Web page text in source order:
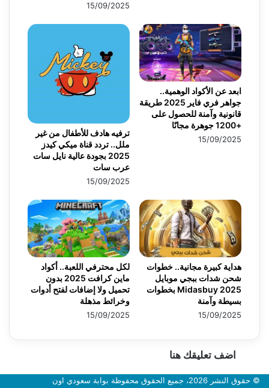
15/09/2025
ترفيه هادف للأطفال من غير
ملل.. تردد قناة ميكي كيدز
2025 بجودة عالية نايل سات
عرب سات
15/09/2025
ابعد عن الأكواد الوهمية..
جواهر فري فاير 2025 طريقة
قانونية وآمنة للحصول على
+1200 جوهرة مجانًا
15/09/2025
لكل محترفي اللعبة.. أكواد
ماين كرافت 2025 بدون
تحميل ولا إضافات لفتح أدوات
وخرائط مذهلة
15/09/2025
هداية كبيرة مجانية.. خطوات
شحن شدات ببجي موبايل
2025 Midasbuy بخطوات
بسيطة وآمنة
15/09/2025
اضف تعليقك هنا
© حقوق النشر 2026، جميع الحقوق محفوظة بوابة سعودي اون